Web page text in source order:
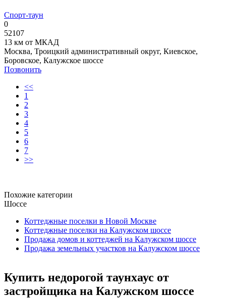
Спорт-таун
0
52107
13 км от МКАД
Москва, Троицкий административный округ, Киевское,
Боровское, Калужское шоссе
Позвонить
<<
1
2
3
4
5
6
7
>>
Похожие категории
Шоссе
Коттеджные поселки в Новой Москве
Коттеджные поселки на Калужском шоссе
Продажа домов и коттеджей на Калужском шоссе
Продажа земельных участков на Калужском шоссе
Купить недорогой таунхаус от
застройщика на Калужском шоссе